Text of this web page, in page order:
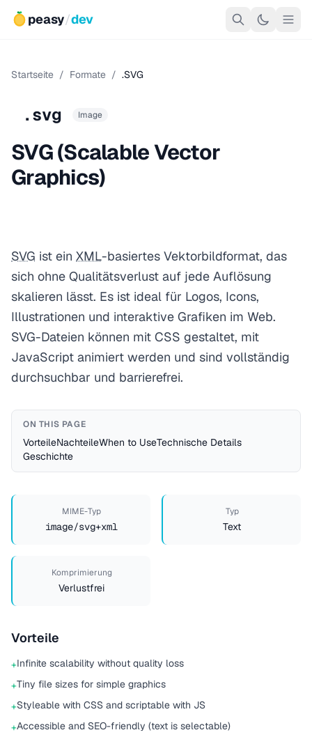
peasy/dev
Startseite / Formate / .SVG
.svg Image
SVG (Scalable Vector
Graphics)
SVG ist ein XML-basiertes Vektorbildformat, das
sich ohne Qualitätsverlust auf jede Auflösung
skalieren lässt. Es ist ideal für Logos, Icons,
Illustrationen und interaktive Grafiken im Web.
SVG-Dateien können mit CSS gestaltet, mit
JavaScript animiert werden und sind vollständig
durchsuchbar und barrierefrei.
ON THIS PAGE
VorteileNachteileWhen to UseTechnische Details
Geschichte
MIME-Typ
image/svg+xml
Typ
Text
Komprimierung
Verlustfrei
Vorteile
+Infinite scalability without quality loss
+Tiny file sizes for simple graphics
+Styleable with CSS and scriptable with JS
+Accessible and SEO-friendly (text is selectable)